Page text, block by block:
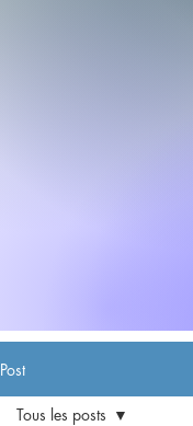
Post
Tous les posts